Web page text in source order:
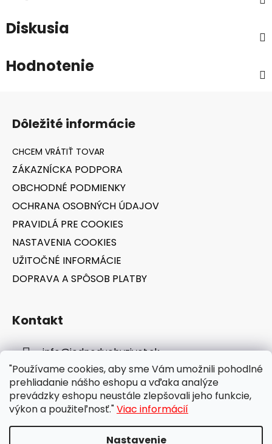
"Používame cookies, aby sme Vám umožnili pohodlné
prehliadanie nášho eshopu a vďaka analýze
prevádzky eshopu neustále zlepšovali jeho funkcie,
výkon a použiteľnosť."Viac informácií
Nastavenie
Diskusia
Hodnotenie
Dôležité informácie
ZÁKAZNÍCKA PODPORA
OBCHODNÉ PODMIENKY
OCHRANA OSOBNÝCH ÚDAJOV
PRAVIDLÁ PRE COOKIES
NASTAVENIA COOKIES
UŽITOČNÉ INFORMÁCIE
DOPRAVA A SPÔSOB PLATBY
Kontakt
info@jednoduchyzivot.sk
E-shop: 0948 647 767